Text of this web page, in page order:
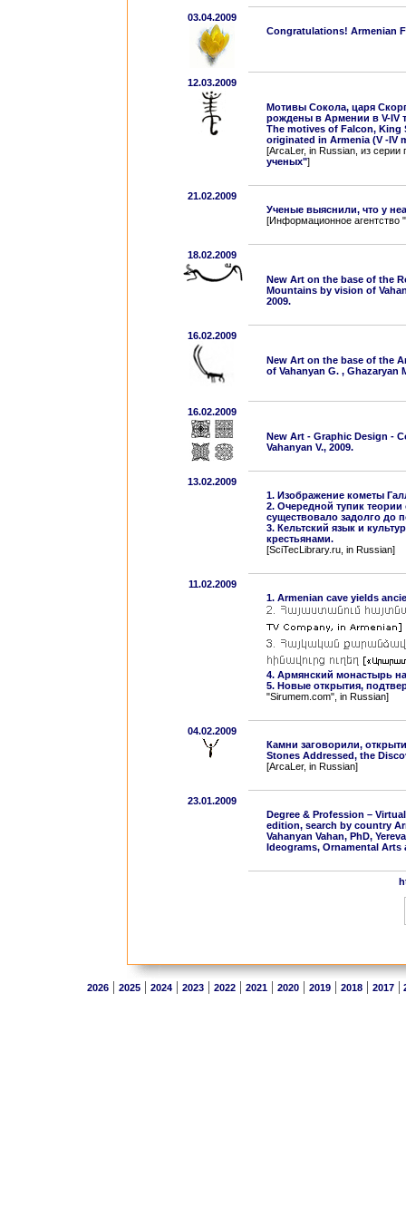
03.04.2009
Congratulations! Armenian
12.03.2009
Мотивы Сокола, царя
рождены в Армении в V-IV
The motives of Falcon, King
originated in Armenia (V -IV
[ArcaLer, in Russian, из серии
ученых"]
21.02.2009
Ученые выяснили, что у
[Информационное
18.02.2009
New Art on the base of the
Mountains by vision of
2009.
16.02.2009
New Art on the base of the
of Vahanyan G. , Ghazaryan
16.02.2009
New Art - Graphic Design -
Vahanyan V., 2009.
13.02.2009
1. Изображение кометы
2. Очередной тупик
существовало задолго до
3. Кельтский язык и
крестьянами.
[SciTecLibrary.ru, in Russian]
11.02.2009
1. Armenian cave yields
4. Армянский монастырь
5. Новые открытия,
"Sirumem.com", in Russian]
04.02.2009
Камни заговорили,
Stones Addressed, the
[ArcaLer, in Russian]
23.01.2009
Degree & Profession –
edition, search by country
Vahanyan Vahan, PhD,
Ideograms, Ornamental Arts
2026| 2025| 2024| 2023| 2022| 2021| 2020| 2019| 2018| 2017|